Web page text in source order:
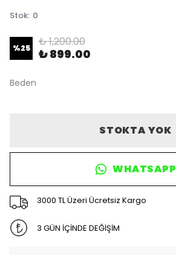
Stok: 0
%25 ₺ 1,200.00
₺ 899.00
Beden
STOKTA YOK
WHATSAPP
3000 TL Üzeri Ücretsiz Kargo
3 GÜN İÇİNDE DEĞİŞİM